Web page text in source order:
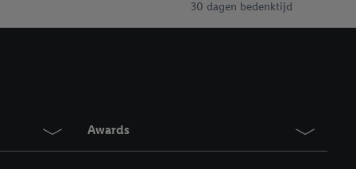
30 dagen bedenktijd
Awards
kunnen worden
vergelijkbare
Meer informatie,